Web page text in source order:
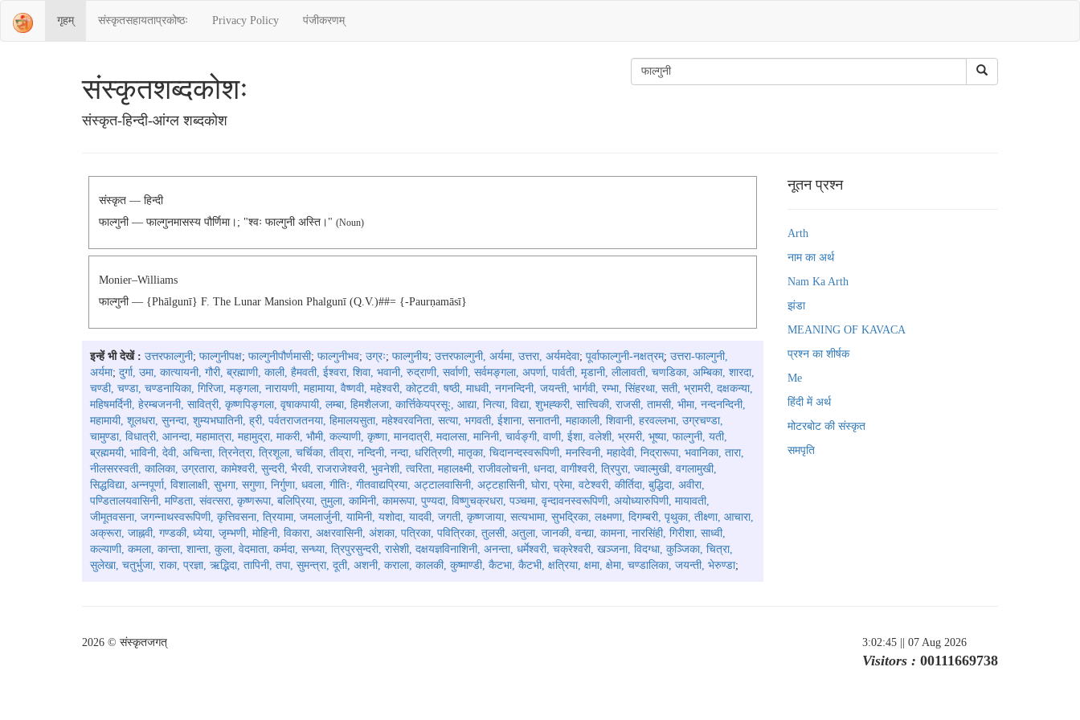
गृहम् संस्‍कृतसहायताप्रकोष्‍ठः Privacy Policy पंजीकरणम्
संस्‍कृतशब्‍दकोशः
संस्‍कृत-हिन्दी-आंग्ल शब्दकोश
संस्कृत — हिन्दी
फाल्गुनी — फाल्गुनमासस्य पौर्णिमा।; "श्वः फाल्गुनी अस्ति।" (noun)
Monier–Williams
फाल्गुनी — {phālgunī} F. The Lunar Mansion Phalgunī (q.v.)##= {-Paurṇamāsī}
इन्हें भी देखें : उत्तरफाल्गुनी; फाल्गुनीपक्ष; फाल्गुनीपौर्णमासी; फाल्गुनीभव; उग्रः; फाल्गुनीय; उत्तरफाल्गुनी, अर्यमा, उत्तरा, अर्यमदेवा; पूर्वाफाल्गुनी-नक्षत्रम्; उत्तरा-फाल्गुनी,
अर्यमा; दुर्गा, उमा, कात्यायनी, गौरी, ब्रह्माणी, काली, हैमवती, ईश्वरा, शिवा, भवानी, रुद्राणी, सर्वाणी, सर्वमङ्गला, अपर्णा, पार्वती, मृडानी, लीलावती, चणडिका, अम्बिका, शारदा,
चण्डी, चण्डा, चण्डनायिका, गिरिजा, मङ्गला, नारायणी, महामाया, वैष्णवी, महेश्वरी, कोट्टवी, षष्ठी, माधवी, नगनन्दिनी, जयन्ती, भार्गवी, रम्भा, सिंहरथा, सती, भ्रामरी, दक्षकन्या,
महिषमर्दिनी, हेरम्बजननी, सावित्री, कृष्णपिङ्गला, वृषाकपायी, लम्बा, हिमशैलजा, कार्त्तिकेयप्रसूः, आद्या, नित्या, विद्या, शुभह्करी, सात्त्विकी, राजसी, तामसी, भीमा, नन्दनन्दिनी,
महामायी, शूलधरा, सुनन्दा, शुम्यभघातिनी, ह्री, पर्वतराजतनया, हिमालयसुता, महेश्वरवनिता, सत्या, भगवती, ईशाना, सनातनी, महाकाली, शिवानी, हरवल्लभा, उग्रचण्डा,
चामुण्डा, विधात्री, आनन्दा, महामात्रा, महामुद्रा, माकरी, भौमी, कल्याणी, कृष्णा, मानदात्री, मदालसा, मानिनी, चार्वङ्गी, वाणी, ईशा, वलेशी, भ्रमरी, भूष्या, फाल्गुनी, यती,
ब्रह्ममयी, भाविनी, देवी, अचिन्ता, त्रिनेत्रा, त्रिशूला, चर्चिका, तीव्रा, नन्दिनी, नन्दा, धरित्रिणी, मातृका, चिदानन्दस्वरूपिणी, मनस्विनी, महादेवी, निद्रारूपा, भवानिका, तारा,
नीलसरस्वती, कालिका, उग्रतारा, कामेश्वरी, सुन्दरी, भैरवी, राजराजेश्वरी, भुवनेशी, त्वरिता, महालक्ष्मी, राजीवलोचनी, धनदा, वागीश्वरी, त्रिपुरा, ज्वाल्मुखी, वगलामुखी,
सिद्धविद्या, अन्नपूर्णा, विशालाक्षी, सुभगा, सगुणा, निर्गुणा, धवला, गीतिः, गीतवाद्यप्रिया, अट्टालवासिनी, अट्टहासिनी, घोरा, प्रेमा, वटेश्वरी, कीर्तिदा, बुद्धिदा, अवीरा,
पण्डितालयवासिनी, मण्डिता, संवत्सरा, कृष्णरूपा, बलिप्रिया, तुमुला, कामिनी, कामरूपा, पुण्यदा, विष्णुचक्रधरा, पञ्चमा, वृन्दावनस्वरूपिणी, अयोध्यारुपिणी, मायावती,
जीमूतवसना, जगन्नाथस्वरूपिणी, कृत्तिवसना, त्रियामा, जमलार्जुनी, यामिनी, यशोदा, यादवी, जगती, कृष्णजाया, सत्यभामा, सुभद्रिका, लक्ष्मणा, दिगम्बरी, पृथुका, तीक्ष्णा, आचारा,
अक्रूरा, जाह्नवी, गण्डकी, ध्येया, जृम्भणी, मोहिनी, विकारा, अक्षरवासिनी, अंशका, पत्रिका, पवित्रिका, तुलसी, अतुला, जानकी, वन्द्या, कामना, नारसिंही, गिरीशा, साध्वी,
कल्याणी, कमला, कान्ता, शान्ता, कुला, वेदमाता, कर्मदा, सन्ध्या, त्रिपुरसुन्दरी, रासेशी, दक्षयज्ञविनाशिनी, अनन्ता, धर्मेश्वरी, चक्रेश्वरी, खञ्जना, विदग्धा, कुञ्जिका, चित्रा,
सुलेखा, चतुर्भुजा, राका, प्रज्ञा, ऋद्भिदा, तापिनी, तपा, सुमन्त्रा, दूती, अशनी, कराला, कालकी, कुष्माण्डी, कैटभा, कैटभी, क्षत्रिया, क्षमा, क्षेमा, चण्डालिका, जयन्ती, भेरुण्डा;
नूतन प्रश्न
Arth
नाम का अर्थ
Nam Ka Arth
झंडा
MEANING OF KAVACA
प्रश्न का शीर्षक
Me
हिंदी में अर्थ
मोटरबोट की संस्कृत
समपृति
2026 © संस्कृतजगत् 3:02:45 || 07 Aug 2026
Visitors : 00111669738